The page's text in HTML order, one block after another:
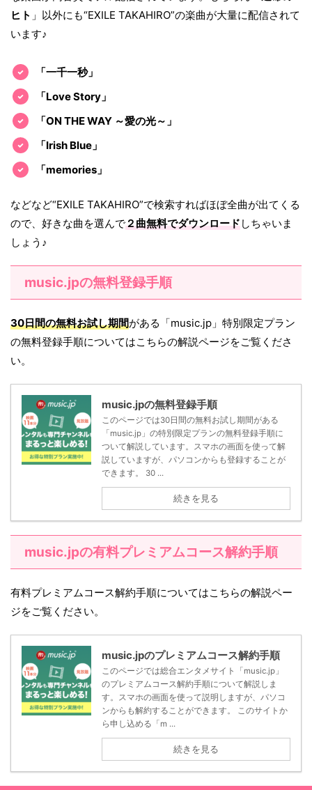
ヒト 」以外にも“EXILE TAKAHIRO”の楽曲が大量に配信されて
います♪
「一千一秒」
「Love Story」
「ON THE WAY ～愛の光～」
「Irish Blue」
「memories」
などなど“EXILE TAKAHIRO”で検索すればほぼ全曲が出てくる
ので、好きな曲を選んで２曲無料でダウンロードしちゃいま
しょう♪
music.jpの無料登録手順
30日間の無料お試し期間がある「music.jp」特別限定プラン
の無料登録手順についてはこちらの解説ページをご覧くださ
い。
music.jpの無料登録手順
このページでは30日間の無料お試し期間がある
「music.jp」の特別限定プランの無料登録手順に
ついて解説しています。スマホの画面を使って解
説していますが、パソコンからも登録することが
できます。 30 ...
続きを見る
music.jpの有料プレミアムコース解約手順
有料プレミアムコース解約手順についてはこちらの解説ペー
ジをご覧ください。
music.jpのプレミアムコース解約手順
このページでは総合エンタメサイト「music.jp」
のプレミアムコース解約手順について解説しま
す。スマホの画面を使って説明しますが、パソコ
ンからも解約することができます。 このサイトか
ら申し込める「m ...
続きを見る